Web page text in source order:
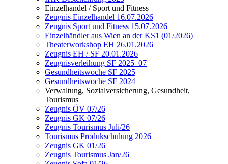
Einzelhandel / Sport und Fitness
Zeugnis Einzelhandel 16.07.2026
Zeugnis Sport und Fitness 15.07.2026
Einzelhändler aus Wien an der KS1 (01/2026)
Theaterworkshop EH 26.01.2026
Zeugnis EH / SF 20.01.2026
Zeugnisverleihung SF 2025_07
Gesundheitswoche SF 2025
Gesundheitswoche SF 2024
Verwaltung, Sozialversicherung, Gesundheit,
Tourismus
Zeugnis ÖV 07/26
Zeugnis GK 07/26
Zeugnis Tourismus Juli/26
Tourismus Produkschulung 2026
Zeugnis GK 01/26
Zeugnis Tourismus Jan/26